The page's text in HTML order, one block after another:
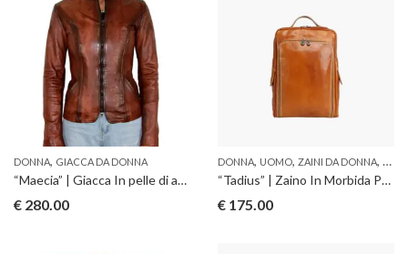
DONNA, GIACCA DA DONNA
“Maecia” | Giacca In pelle di agnello
€ 280.00
DONNA, UOMO, ZAINI DA DONNA,
“Tadius” | Zaino In Morbida Pelle
€ 175.00